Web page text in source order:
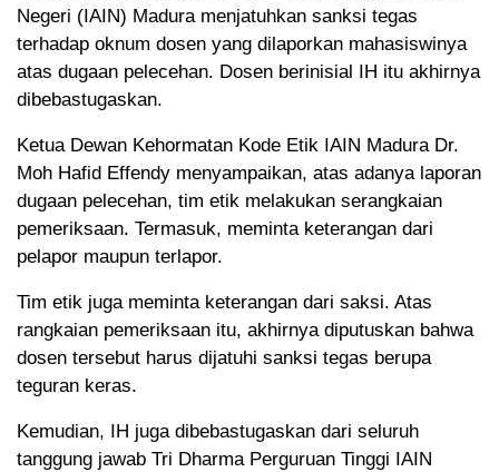
Negeri (IAIN) Madura menjatuhkan sanksi tegas
terhadap oknum dosen yang dilaporkan mahasiswinya
atas dugaan pelecehan. Dosen berinisial IH itu akhirnya
dibebastugaskan.
Ketua Dewan Kehormatan Kode Etik IAIN Madura Dr.
Moh Hafid Effendy menyampaikan, atas adanya laporan
dugaan pelecehan, tim etik melakukan serangkaian
pemeriksaan. Termasuk, meminta keterangan dari
pelapor maupun terlapor.
Tim etik juga meminta keterangan dari saksi. Atas
rangkaian pemeriksaan itu, akhirnya diputuskan bahwa
dosen tersebut harus dijatuhi sanksi tegas berupa
teguran keras.
Kemudian, IH juga dibebastugaskan dari seluruh
tanggung jawab Tri Dharma Perguruan Tinggi IAIN